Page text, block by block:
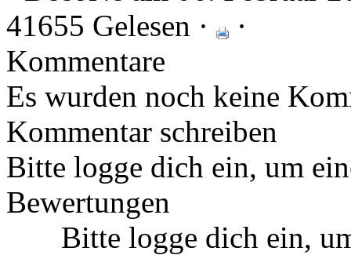
41655 Gelesen ·
·
Kommentare
Es wurden noch keine
Kommentar schreiben
Bitte logge dich ein, um
Bewertungen
Bitte logge dich ein,